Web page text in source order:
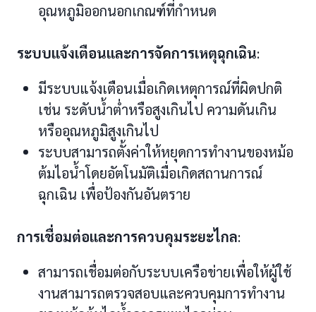
อุณหภูมิออกนอกเกณฑ์ที่กำหนด
ระบบแจ้งเตือนและการจัดการเหตุฉุกเฉิน:
มีระบบแจ้งเตือนเมื่อเกิดเหตุการณ์ที่ผิดปกติ
เช่น ระดับน้ำต่ำหรือสูงเกินไป ความดันเกิน
หรืออุณหภูมิสูงเกินไป
ระบบสามารถตั้งค่าให้หยุดการทำงานของหม้อ
ต้มไอน้ำโดยอัตโนมัติเมื่อเกิดสถานการณ์
ฉุกเฉิน เพื่อป้องกันอันตราย
การเชื่อมต่อและการควบคุมระยะไกล:
สามารถเชื่อมต่อกับระบบเครือข่ายเพื่อให้ผู้ใช้
งานสามารถตรวจสอบและควบคุมการทำงาน